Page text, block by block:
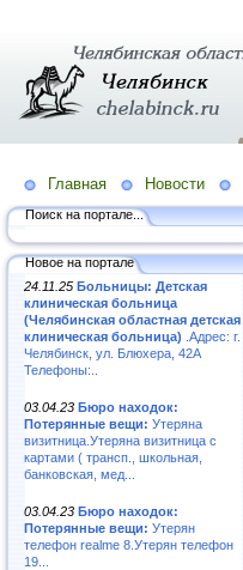
Главная Новости
Поиск на портале...
Новое на портале
24.11.25 Больницы: Детская
клиническая больница
(Челябинская областная детская
клиническая больница) .Адрес: г.
Челябинск, ул. Блюхера, 42А
Телефоны:..
03.04.23 Бюро находок:
Потерянные вещи: Утеряна
визитница.Утеряна визитница с
картами ( трансп., школьная,
банковская, мед...
03.04.23 Бюро находок:
Потерянные вещи: Утерян
телефон realme 8.Утерян телефон
19...